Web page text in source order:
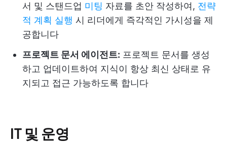
서 및 스탠드업 미팅 자료를 초안 작성하여, 전략
적 계획 실행 시 리더에게 즉각적인 가시성을 제
공합니다
프로젝트 문서 에이전트: 프로젝트 문서를 생성
하고 업데이트하여 지식이 항상 최신 상태로 유
지되고 접근 가능하도록 합니다
IT 및 운영